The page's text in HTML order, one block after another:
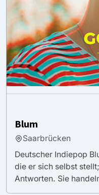
Blum
Saarbrücken
Deutscher Indiepop
die er sich selbst
Antworten. Sie